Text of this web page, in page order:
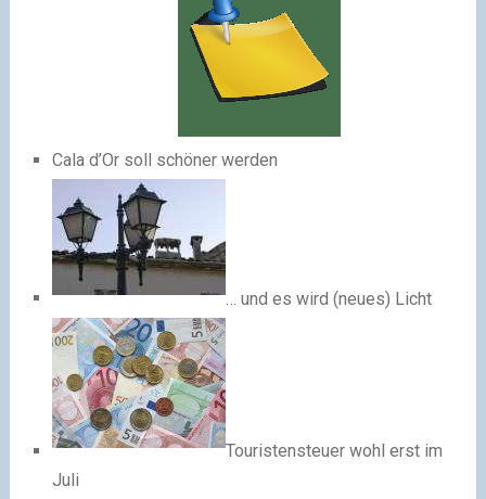
Cala d’Or soll schöner werden
… und es wird (neues) Licht
Touristensteuer wohl erst im
Juli